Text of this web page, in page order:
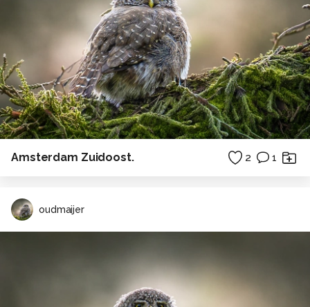
Amsterdam Zuidoost. 2 1
oudmaijer